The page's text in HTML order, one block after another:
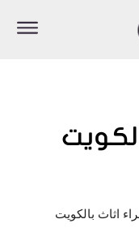
اثاث بالكويت